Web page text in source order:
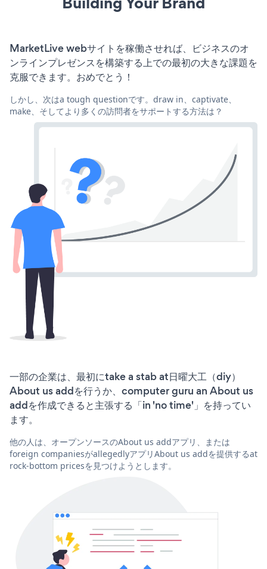
MarketLive webサイトを稼働させれば、ビジネスのオ
ンラインプレゼンスを構築する上での最初の大きな課題を
克服できます。おめでとう！
しかし、次はa tough questionです。draw in、captivate、
make、そしてより多くの訪問者をサポートする方法は？
一部の企業は、最初にtake a stab at日曜大工（diy）
About us addを行うか、computer guru an About us
addを作成できると主張する「in 'no time'」を持ってい
ます。
他の人は、オープンソースのAbout us addアプリ、または
foreign companiesがallegedlyアプリAbout us addを提供するat
rock-bottom pricesを見つけようとします。